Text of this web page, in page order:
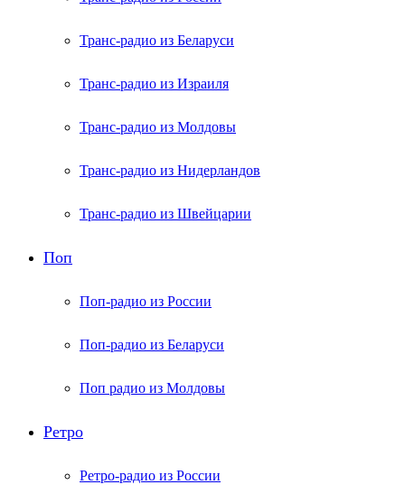
Транс-радио из Беларуси
Транс-радио из Израиля
Транс-радио из Молдовы
Транс-радио из Нидерландов
Транс-радио из Швейцарии
Поп
Поп-радио из России
Поп-радио из Беларуси
Поп радио из Молдовы
Ретро
Ретро-радио из России